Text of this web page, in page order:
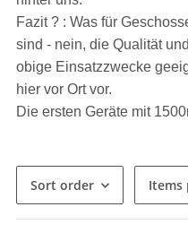
Fazit ? : Was für
sind - nein, die Qualität
obige Einsatzzwecke
hier vor Ort vor.
Die ersten Geräte mit
Sort order Items